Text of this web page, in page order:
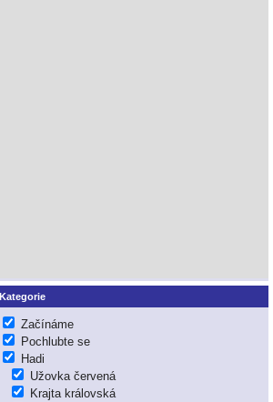
Kategorie
Začínáme
Pochlubte se
Hadi
Užovka červená
Krajta královská